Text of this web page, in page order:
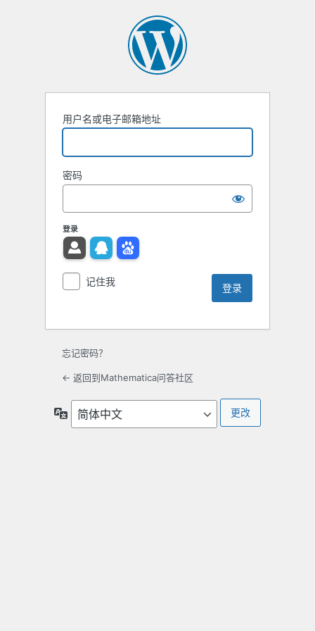
用户名或电子邮箱地址
密码
登录
记住我
忘记密码？
← 返回到Mathematica问答社区
言